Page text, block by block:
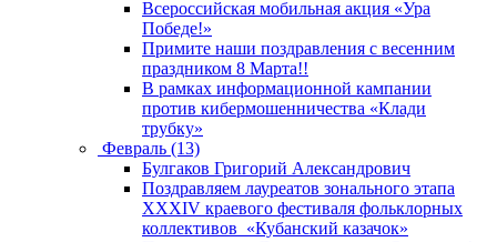
Всероссийская мобильная акция «Ура
Победе!»
Примите наши поздравления с весенним
праздником 8 Марта!!
В рамках информационной кампании
против кибермошенничества «Клади
трубку»
Февраль (13)
Булгаков Григорий Александрович
Поздравляем лауреатов зонального этапа
XXXIV краевого фестиваля фольклорных
коллективов «Кубанский казачок»